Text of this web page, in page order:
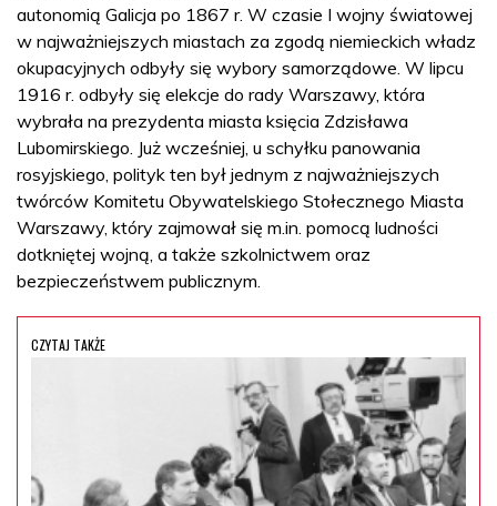
autonomią Galicja po 1867 r. W czasie I wojny światowej
w najważniejszych miastach za zgodą niemieckich władz
okupacyjnych odbyły się wybory samorządowe. W lipcu
1916 r. odbyły się elekcje do rady Warszawy, która
wybrała na prezydenta miasta księcia Zdzisława
Lubomirskiego. Już wcześniej, u schyłku panowania
rosyjskiego, polityk ten był jednym z najważniejszych
twórców Komitetu Obywatelskiego Stołecznego Miasta
Warszawy, który zajmował się m.in. pomocą ludności
dotkniętej wojną, a także szkolnictwem oraz
bezpieczeństwem publicznym.
CZYTAJ TAKŻE